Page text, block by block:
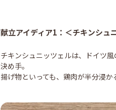
献立アイディア1：＜チキンシュ
チキンシュニッツェルは、ドイツ
決め手。
揚げ物といっても、鶏肉が半分浸